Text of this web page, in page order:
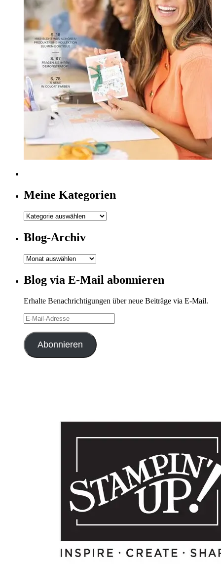
Meine Kategorien
Meine
Blog-Archiv
Blog-
Blog via E-Mail abonnieren
Erhalte Benachrichtigungen über neue Beiträge via E-Mail.
E-
Mail-
Adresse
Abonnieren